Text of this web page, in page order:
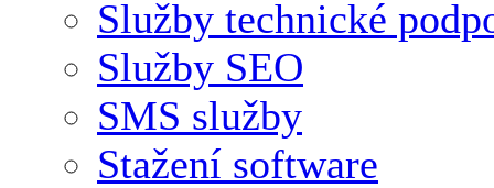
Služby technické
Služby SEO
SMS služby
Stažení software